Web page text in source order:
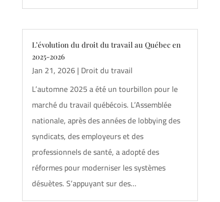
L’évolution du droit du travail au Québec en
2025-2026
Jan 21, 2026| Droit du travail
L’automne 2025 a été un tourbillon pour le
marché du travail québécois. L’Assemblée
nationale, après des années de lobbying des
syndicats, des employeurs et des
professionnels de santé, a adopté des
réformes pour moderniser les systèmes
désuètes. S’appuyant sur des...